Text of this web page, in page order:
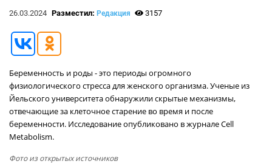
26.03.2024 Разместил: Редакция 3157
Беременность и роды - это периоды огромного
физиологического стресса для женского организма. Ученые из
Йельского университета обнаружили скрытые механизмы,
отвечающие за клеточное старение во время и после
беременности. Исследование опубликовано в журнале Cell
Metabolism.
Фото из открытых источников